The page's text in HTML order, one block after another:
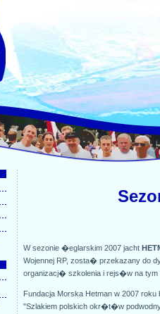
W sezonie �eglarskim 2007 jacht
Wojennej RP, zosta� przekazany do
organizacj� szkolenia i rejs�w na tym
Fundacja Morska Hetman w 2007
"Szlakiem polskich okr�t�w